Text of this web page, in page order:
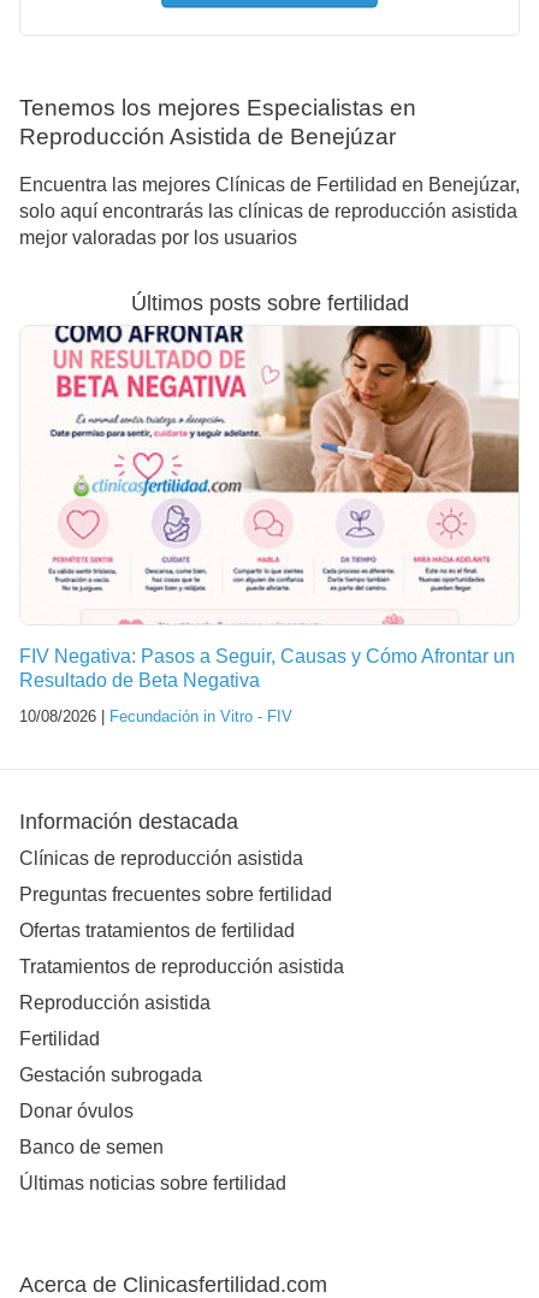
Tenemos los mejores Especialistas en
Reproducción Asistida de Benejúzar
Encuentra las mejores Clínicas de Fertilidad en Benejúzar,
solo aquí encontrarás las clínicas de reproducción asistida
mejor valoradas por los usuarios
Últimos posts sobre fertilidad
FIV Negativa: Pasos a Seguir, Causas y Cómo Afrontar un
Resultado de Beta Negativa
10/08/2026 | Fecundación in Vitro - FIV
Información destacada
Clínicas de reproducción asistida
Preguntas frecuentes sobre fertilidad
Ofertas tratamientos de fertilidad
Tratamientos de reproducción asistida
Reproducción asistida
Fertilidad
Gestación subrogada
Donar óvulos
Banco de semen
Últimas noticias sobre fertilidad
Acerca de Clinicasfertilidad.com